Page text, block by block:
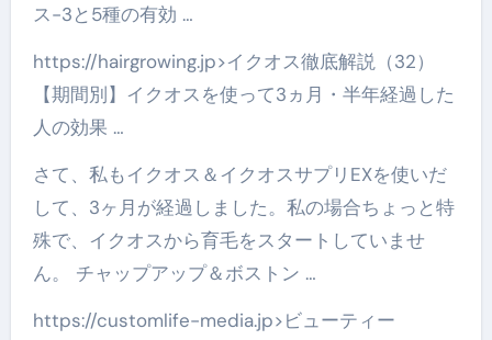
ス-3と5種の有効 …
https://hairgrowing.jp>イクオス徹底解説（32）
【期間別】イクオスを使って3ヵ月・半年経過した
人の効果 …
さて、私もイクオス＆イクオスサプリEXを使いだ
して、3ヶ月が経過しました。私の場合ちょっと特
殊で、イクオスから育毛をスタートしていませ
ん。 チャップアップ＆ボストン …
https://customlife-media.jp>ビューティー